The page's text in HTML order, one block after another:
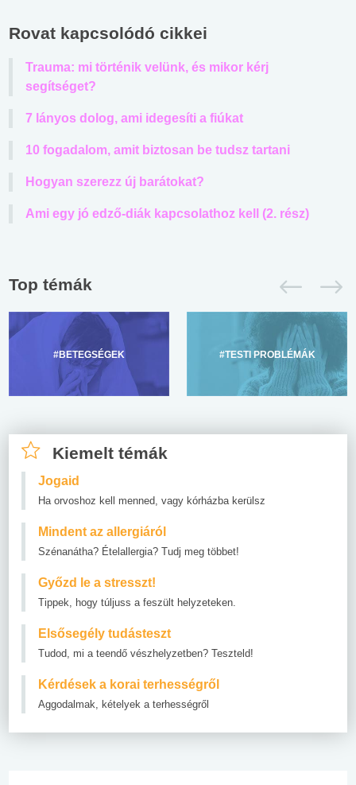
Rovat kapcsolódó cikkei
Trauma: mi történik velünk, és mikor kérj
segítséget?
7 lányos dolog, ami idegesíti a fiúkat
10 fogadalom, amit biztosan be tudsz tartani
Hogyan szerezz új barátokat?
Ami egy jó edző-diák kapcsolathoz kell (2. rész)
Top témák
#BETEGSÉGEK #TESTI PROBLÉMÁK
Kiemelt témák
Jogaid
Ha orvoshoz kell menned, vagy kórházba kerülsz
Mindent az allergiáról
Szénanátha? Ételallergia? Tudj meg többet!
Győzd le a stresszt!
Tippek, hogy túljuss a feszült helyzeteken.
Elsősegély tudásteszt
Tudod, mi a teendő vészhelyzetben? Teszteld!
Kérdések a korai terhességről
Aggodalmak, kételyek a terhességről